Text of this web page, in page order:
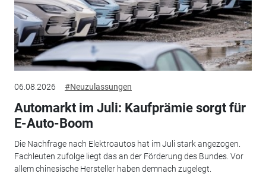
06.08.2026 #Neuzulassungen
Automarkt im Juli: Kaufprämie sorgt für
E-Auto-Boom
Die Nachfrage nach Elektroautos hat im Juli stark angezogen.
Fachleuten zufolge liegt das an der Förderung des Bundes. Vor
allem chinesische Hersteller haben demnach zugelegt.